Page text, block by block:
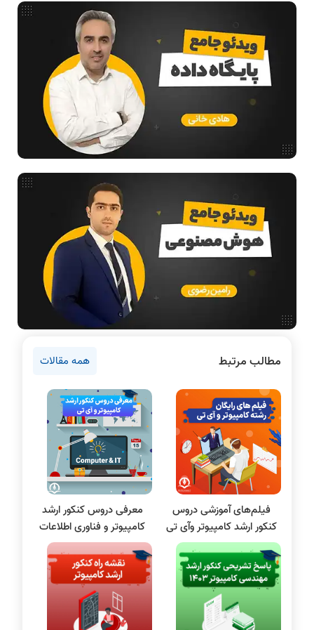
مدار منطقی
ساختمان داده
طراحی الگوریتم
هوش مصنوعی
فیلم حل سوال و تست
مقالات عمومی رشته کامپیوتر
ادامه تحصیل در رشته کامپیوتر
دانشگاه ها
اخبار آزمون ها
دروس مهندسی کامپیوتر
پایتون
سی شارپ
علم داده
مقاله نویسی
بلاکچین
پایگاه داده
الکترونیک دیجیتال
سیستم عامل
نظریه زبانها
سیگنال و سیستمها
مطالب مرتبط همه مقالات
فیلم‌های آموزشی دروس
کنکور ارشد کامپیوتر وآی تی
معرفی دروس کنکور ارشد
کامپیوتر و فناوری اطلاعات